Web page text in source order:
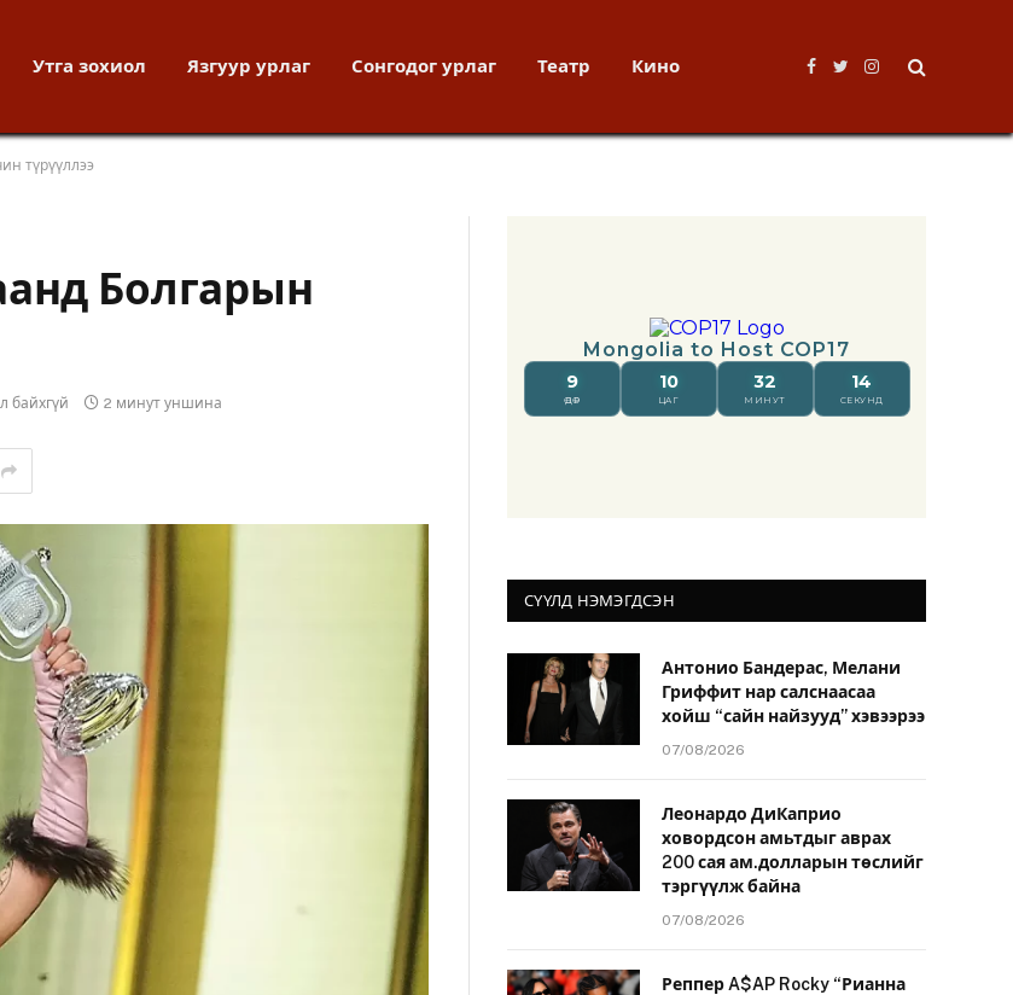
Утга зохиол Язгуур урлаг Сонгодог урлаг Театр Кино
Facebook
TwitterInstagram
түрүүллээ
Болгарын
байхгүй 2 минут уншина
СҮҮЛД НЭМЭГДСЭН
Антонио Бандерас, Мелани
Гриффит нар салснаасаа
хойш “сайн найзууд” хэвээрээ
07/08/2026
Леонардо ДиКаприо
ховордсон амьтдыг аврах
200 сая ам.долларын төслийг
тэргүүлж байна
07/08/2026
Реппер A$AP Rocky “Рианна